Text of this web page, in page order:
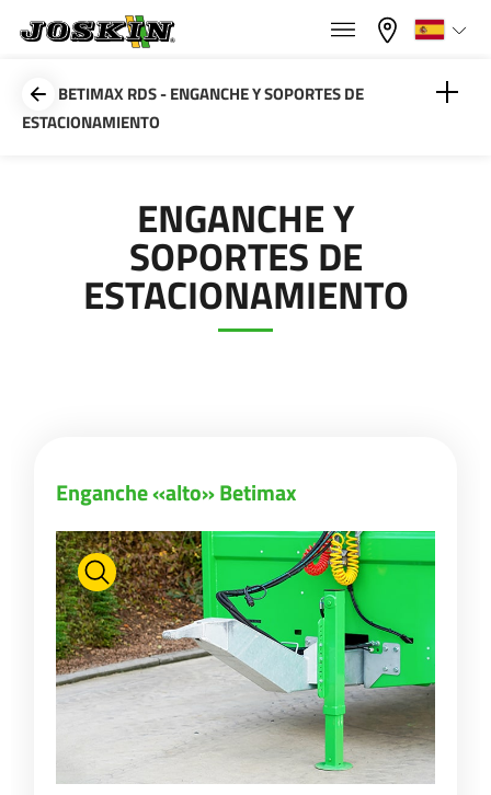
Menu
GRUPO
MUNDO JOSKIN
FAN SHOP
PARTS BOOK
OFERTAS DE EMPLEO
×
×
Seleccione su idioma
English
Nederlands
Descargar el folleto
Italiano
BETIMAX RDS - ENGANCHE Y SOPORTES DE
ESTACIONAMIENTO
ENGANCHE Y
SOPORTES DE
ESTACIONAMIENTO
Enganche «alto» Betimax